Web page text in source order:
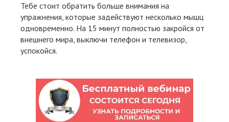
Тебе стоит обратить больше внимания на
упражнения, которые задействуют несколько мышц
одновременно. На 15 минут полностью закройся от
внешнего мира, выключи телефон и телевизор,
успокойся.